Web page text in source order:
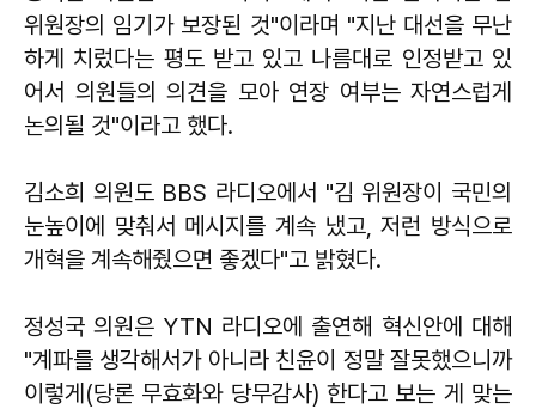
위원장의 임기가 보장된 것"이라며 "지난 대선을 무난
하게 치렀다는 평도 받고 있고 나름대로 인정받고 있
어서 의원들의 의견을 모아 연장 여부는 자연스럽게
논의될 것"이라고 했다.
김소희 의원도 BBS 라디오에서 "김 위원장이 국민의
눈높이에 맞춰서 메시지를 계속 냈고, 저런 방식으로
개혁을 계속해줬으면 좋겠다"고 밝혔다.
정성국 의원은 YTN 라디오에 출연해 혁신안에 대해
"계파를 생각해서가 아니라 친윤이 정말 잘못했으니까
이렇게(당론 무효화와 당무감사) 한다고 보는 게 맞는